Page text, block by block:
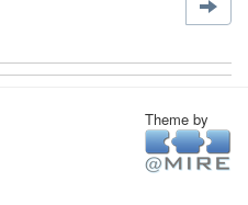
Theme by